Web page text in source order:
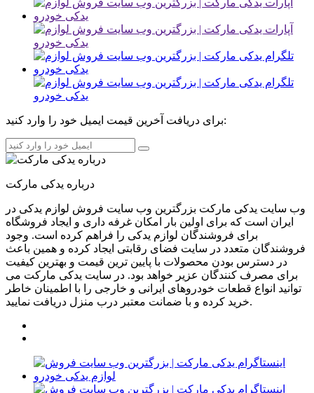
برای دریافت آخرین قیمت ایمیل خود را وارد کنید:
درباره یدکی مارکت
وب سایت یدکی مارکت بزرگترین وب سایت فروش لوازم یدکی در
ایران است که برای اولین بار امکان غرفه داری و ایجاد فروشگاه
برای فروشندگان لوازم یدکی را فراهم کرده است. وجود
فروشندگان متعدد در سایت فضای رقابتی ایجاد کرده و همین باعث
در دسترس بودن محصولات با پایین ترین قیمت و بهترین کیفیت
برای مصرف کنندگان عزیر خواهد بود. در سایت یدکی مارکت می
توانید انواع قطعات خودروهای ایرانی و خارجی را با اطمینان خاطر
خرید کرده و با ضمانت معتبر درب منزل دریافت نمایید.